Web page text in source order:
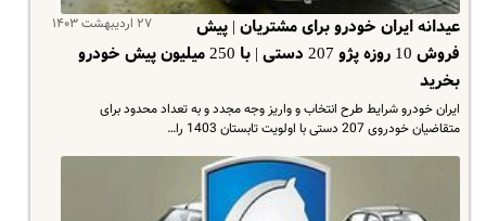
۲۷ اردیبهشت ۱۴۰۳
عیدانه ایران خودرو برای مشتریان | پیش
فروش 10 روزه پژو 207 دستی | با 250 میلیون پیش خودرو
بخرید
ایران خودرو شرایط طرح انتخاب و واریز وجه مجدد و به تعداد محدود برای
متقاضیان خودروی 207 دستی با اولویت تابستان 1403 را…